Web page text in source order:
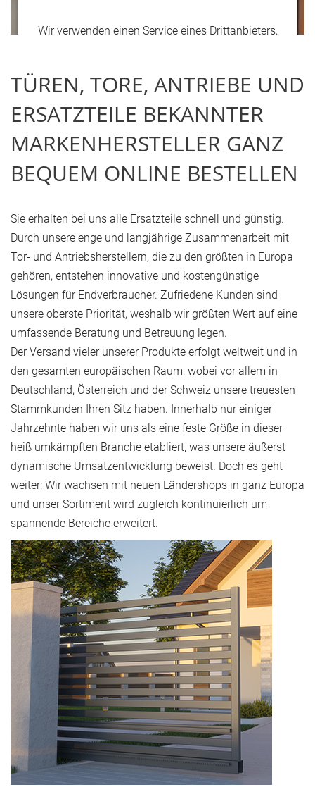
Wir verwenden einen Service eines Drittanbieters,
Sie die Details durch und stimmen Sie der
Nutzung des Service zu, um dieses Video
anzusehen.
powered byUsercentrics Consent Management
Platform&Trusted Shops
TÜREN, TORE, ANTRIEBE UND
ERSATZTEILE BEKANNTER
MARKENHERSTELLER GANZ
BEQUEM ONLINE BESTELLEN
Sie erhalten bei uns alle Ersatzteile schnell und günstig.
Durch unsere enge und langjährige Zusammenarbeit mit
Tor- und Antriebsherstellern, die zu den größten in Europa
gehören, entstehen innovative und kostengünstige
Lösungen für Endverbraucher. Zufriedene Kunden sind
unsere oberste Priorität, weshalb wir größten Wert auf eine
umfassende Beratung und Betreuung legen.
Der Versand vieler unserer Produkte erfolgt weltweit und in
den gesamten europäischen Raum, wobei vor allem in
Deutschland, Österreich und der Schweiz unsere treuesten
Stammkunden Ihren Sitz haben. Innerhalb nur einiger
Jahrzehnte haben wir uns als eine feste Größe in dieser
heiß umkämpften Branche etabliert, was unsere äußerst
dynamische Umsatzentwicklung beweist. Doch es geht
weiter: Wir wachsen mit neuen Ländershops in ganz Europa
und unser Sortiment wird zugleich kontinuierlich um
spannende Bereiche erweitert.